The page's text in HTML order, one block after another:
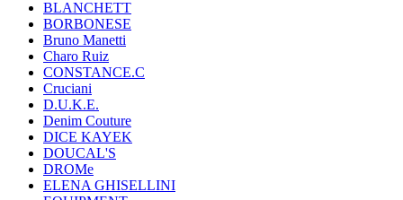
BLANCHETT
BORBONESE
Bruno Manetti
Charo Ruiz
CONSTANCE.C
Cruciani
D.U.K.E.
Denim Couture
DICE KAYEK
DOUCAL'S
DROMe
ELENA GHISELLINI